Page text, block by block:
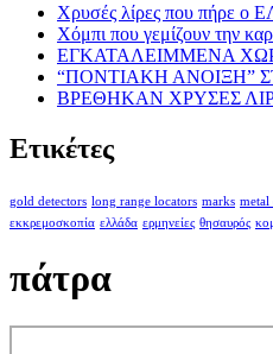
Χρυσές λίρες που πήρε ο
Χόμπι που γεμίζουν την
ΕΓΚΑΤΑΛΕΙΜΜΕΝΑ
“ΠΟΝΤΙΑΚΗ ΑΝΟΙΞΗ”
ΒΡΕΘΗΚΑΝ ΧΡΥΣΕΣ
Ετικέτες
gold detectors long range locators marks metal
εκκρεμοσκοπία ελλάδα ερμηνείες θησαυρός
πάτρα